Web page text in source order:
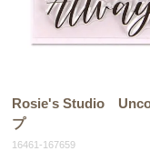
Rosie's Studio
プ
16461-167659